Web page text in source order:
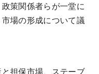
策関係者らが一堂に
場の形成について議
担保市場、ステーブ